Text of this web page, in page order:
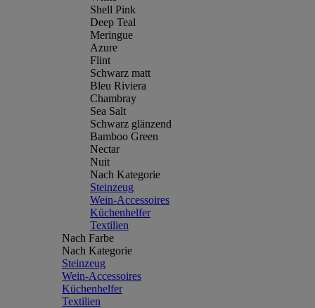
Shell Pink
Deep Teal
Meringue
Azure
Flint
Schwarz matt
Bleu Riviera
Chambray
Sea Salt
Schwarz glänzend
Bamboo Green
Nectar
Nuit
Nach Kategorie
Steinzeug
Wein-Accessoires
Küchenhelfer
Textilien
Nach Farbe
Nach Kategorie
Steinzeug
Wein-Accessoires
Küchenhelfer
Textilien